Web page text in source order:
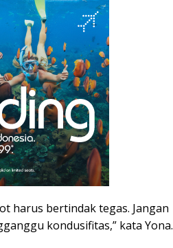
harus bertindak tegas. Jangan
kondusifitas,” kata Yona.